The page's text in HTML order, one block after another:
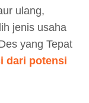
ulang,
jenis usaha
yang Tepat
dari potensi